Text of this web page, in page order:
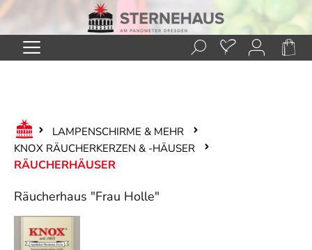
Zum Hauptinhalt springen
LAMPENSCHIRME & MEHR
KNOX RÄUCHERKERZEN & -HÄUSER
RÄUCHERHÄUSER
Räucherhaus "Frau Holle"